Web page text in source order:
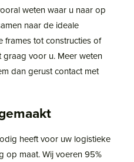
weten waar u naar op
naar de ideale
frames tot constructies of
graag voor u. Meer weten
dan gerust contact met
heeft voor uw logistieke
op maat. Wij voeren 95%